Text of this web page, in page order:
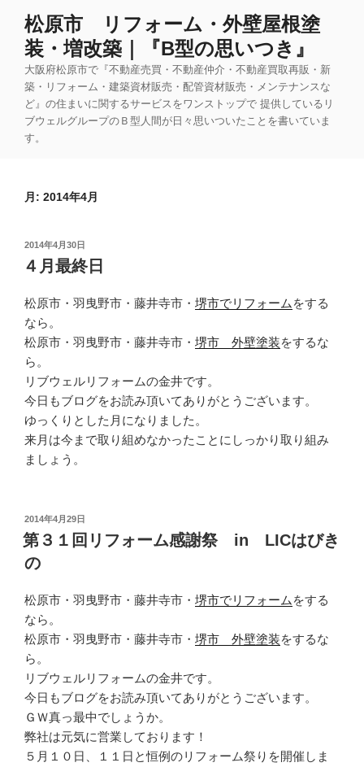
松原市 リフォーム・外壁屋根塗
装・増改築｜『B型の思いつき』
大阪府松原市で『不動産売買・不動産仲介・不動産買取再販・新
築・リフォーム・建築資材販売・配管資材販売・メンテナンスな
ど』の住まいに関するサービスをワンストップで 提供しているリ
ブウェルグループのＢ型人間が日々思いついたことを書いていま
す。
月: 2014年4月
投
稿
日:
2014年4月30日
４月最終日
松原市・羽曳野市・藤井寺市・ 堺市でリフォーム をする
なら。
松原市・羽曳野市・藤井寺市・ 堺市 外壁塗装をするな
ら。
リブウェルリフォームの金井です。
今日もブログをお読み頂いてありがとうございます。
ゆっくりとした月になりました。
来月は今まで取り組めなかったことにしっかり取り組み
ましょう。
投
稿
日:
2014年4月29日
第３１回リフォーム感謝祭 in LICはびき
の
松原市・羽曳野市・藤井寺市・ 堺市でリフォーム をする
なら。
松原市・羽曳野市・藤井寺市・ 堺市 外壁塗装をするな
ら。
リブウェルリフォームの金井です。
今日もブログをお読み頂いてありがとうございます。
ＧＷ真っ最中でしょうか。
弊社は元気に営業しております！
５月１０日、１１日と恒例のリフォーム祭りを開催しま